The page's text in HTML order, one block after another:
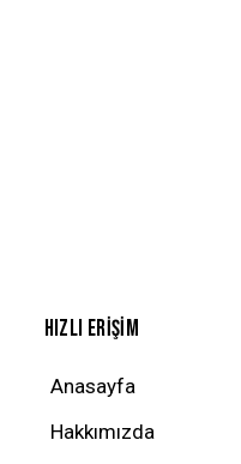
HIZLI ERIŞIM
Anasayfa
Hakkımızda